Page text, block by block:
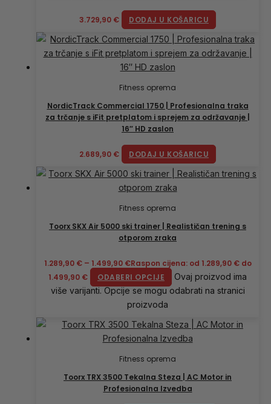
3.729,90 € DODAJ U KOŠARICU
Fitness oprema
NordicTrack Commercial 1750 | Profesionalna traka
za trčanje s iFit pretplatom i sprejem za održavanje |
16″ HD zaslon
2.689,90 € DODAJ U KOŠARICU
Fitness oprema
Toorx SKX Air 5000 ski trainer | Realističan trening s
otporom zraka
1.289,90 € – 1.499,90 €Raspon cijena: od 1.289,90 € do
1.499,90 €
ODABERI OPCIJE
Ovaj proizvod ima
više varijanti. Opcije se mogu odabrati na stranici
proizvoda
Fitness oprema
Toorx TRX 3500 Tekalna Steza | AC Motor in
Profesionalna Izvedba